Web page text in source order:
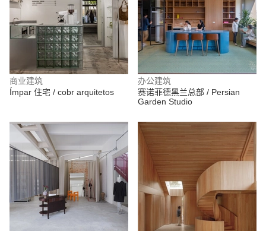
商业建筑
Ímpar 住宅 / cobr arquitetos
办公建筑
赛诺菲德黑兰总部 / Persian
Garden Studio